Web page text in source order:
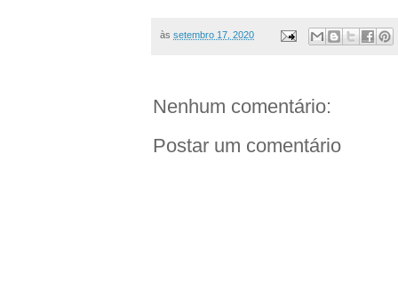
às setembro 17, 2020
Nenhum comentário:
Postar um comentário